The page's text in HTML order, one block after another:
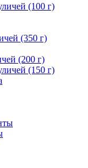
(100 г)
(350 г)
(200 г)
(150 г)